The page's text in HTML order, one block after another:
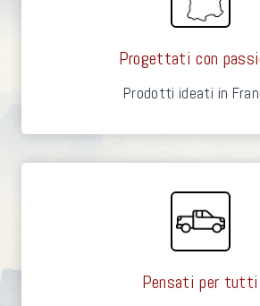
Progettati con
Prodotti ideati in
Pensati per tutti